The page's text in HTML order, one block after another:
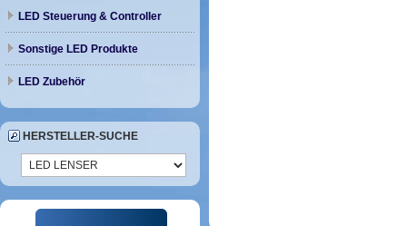
LED Steuerung & Controller
Sonstige LED Produkte
LED Zubehör
HERSTELLER-SUCHE